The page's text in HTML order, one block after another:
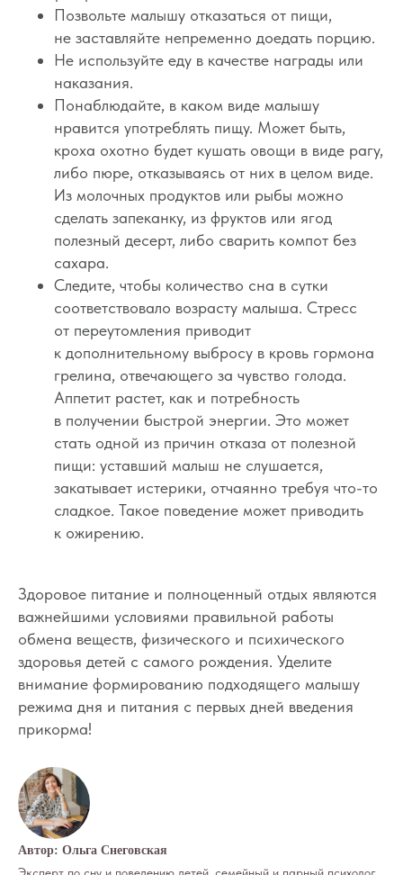
Позвольте малышу отказаться от пищи,
не заставляйте непременно доедать порцию.
Не используйте еду в качестве награды или
наказания.
Понаблюдайте, в каком виде малышу
нравится употреблять пищу. Может быть,
кроха охотно будет кушать овощи в виде рагу,
либо пюре, отказываясь от них в целом виде.
Из молочных продуктов или рыбы можно
сделать запеканку, из фруктов или ягод
полезный десерт, либо сварить компот без
сахара.
Следите, чтобы количество сна в сутки
соответствовало возрасту малыша. Стресс
от переутомления приводит
к дополнительному выбросу в кровь гормона
грелина, отвечающего за чувство голода.
Аппетит растет, как и потребность
в получении быстрой энергии. Это может
стать одной из причин отказа от полезной
пищи: уставший малыш не слушается,
закатывает истерики, отчаянно требуя что-то
сладкое. Такое поведение может приводить
к ожирению.
Здоровое питание и полноценный отдых являются
важнейшими условиями правильной работы
обмена веществ, физического и психического
здоровья детей с самого рождения. Уделите
внимание формированию подходящего малышу
режима дня и питания с первых дней введения
прикорма!
Автор: Ольга Снеговская
Вход/Регистрация
О проекте
Оферта
ИП Снеговская
20:00
+7 (903) 011-73-03
sos@o-sne.online
Там, где картинки
КОНТАКТЫ
Все права на материалы портала o-sne.online
защищены законом об интеллектуальной
портала o-sne.online возможно только
с письменного разрешения автора
и с обязательным указанием гиперссылки
на источник o-sne.online.
Материалы, представленные на этом сайте, носят
исключительно информационно-образовательный
характер и не применимы к детям, имеющим
проблемы с развитием или здоровьем. А также
не могут рассматриваться как медицинские
рекомендации по диагностике и лечению. Все
публикации, видео, советы и консультации
не являются медицинскими, не могут отменить или
заменить назначений врача и применимы к детям,
Портал o-sne.online не несёт ответственности
за неверное толкование, ошибочное или
некорректное использование советов и/или
материалов, представленных на сайте или данных
в процессе консультаций. Если состояние здоровья
вашего ребёнка вызывает у вас беспокойство,
наблюдаются проблемы сна, являющиеся
симптомом какого-либо заболевания,
незамедлительно обратитесь к врачу!
© 2015—2026 О СНЕ. ОНЛАЙН —
и семейном сне